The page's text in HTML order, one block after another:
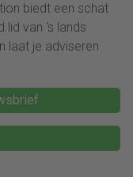
biedt een schat
van ‘s lands
laat je adviseren